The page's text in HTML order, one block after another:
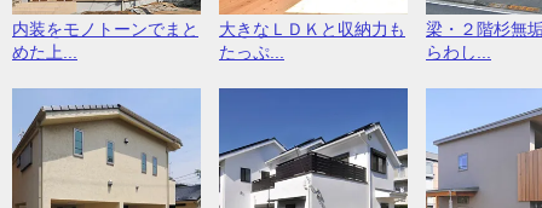
内装をモノトーンでまと
めた上...
大きなＬＤＫと収納力も
たっぷ...
梁・２階杉無
らわし...